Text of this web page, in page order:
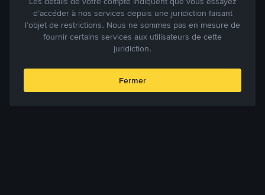
d’accéder à nos services depuis une juridiction faisant
l’objet de restrictions. Nous ne sommes pas en mesure de
fournir certains services aux utilisateurs de cette
juridiction.
Fermer